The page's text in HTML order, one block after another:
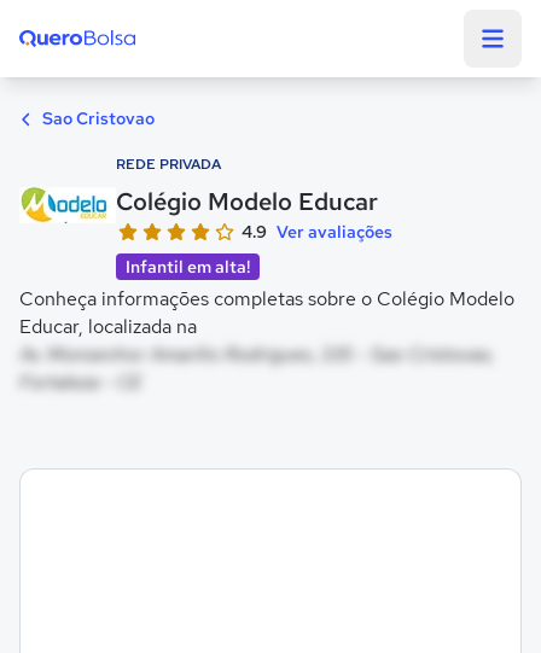
Sao Cristovao
REDE PRIVADA
Colégio Modelo Educar
4.9 Ver avaliações
Infantil em alta!
Conheça informações completas sobre o Colégio Modelo
Educar, localizada na
Av. Monsenhor Amarílio Rodrigues, 335 - Sao Cristovao,
Fortaleza - CE